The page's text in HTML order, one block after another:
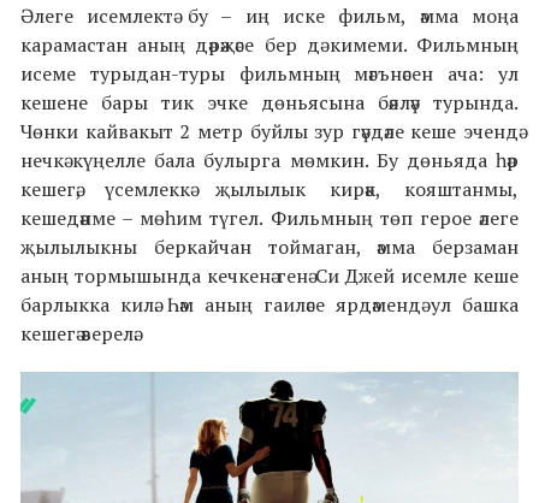
Әлеге исемлектә бу – иң иске фильм, әмма моңа
карамастан аның дәрәҗәсе бер дә кимеми. Фильмның
исеме турыдан-туры фильмның мәгънәсен ача: ул
кешене бары тик эчке дөньясына бәяләү турында.
Чөнки кайвакыт 2 метр буйлы зур гәүдәле кеше эчендә
нечкә күңелле бала булырга мөмкин. Бу дөньяда һәр
кешегә, үсемлеккә җылылык кирәк, кояштанмы,
кешедәнме – мөһим түгел. Фильмның төп герое әлеге
җылылыкны беркайчан тоймаган, әмма берзаман
аның тормышында кечкенә генә Си Джей исемле кеше
барлыкка килә. Һәм аның гаиләсе ярдәмендә ул башка
кешегә әверелә.